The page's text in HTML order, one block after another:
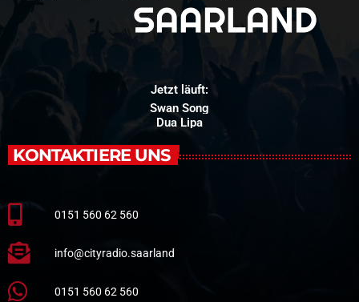
Jetzt läuft:
Swan Song
Dua Lipa
KONTAKTIERE UNS
0151 560 62 560
info@cityradio.saarland
0151 560 62 560